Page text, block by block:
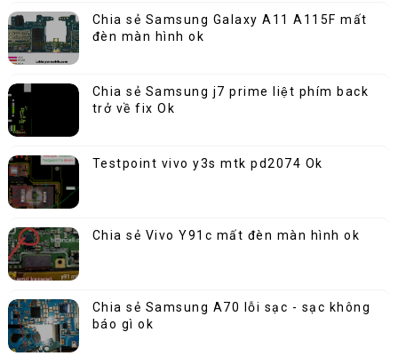
Chia sẻ Samsung Galaxy A11 A115F mất
đèn màn hình ok
Chia sẻ Samsung j7 prime liệt phím back
trở về fix Ok
Testpoint vivo y3s mtk pd2074 Ok
Chia sẻ Vivo Y91c mất đèn màn hình ok
Chia sẻ Samsung A70 lỗi sạc - sạc không
báo gì ok